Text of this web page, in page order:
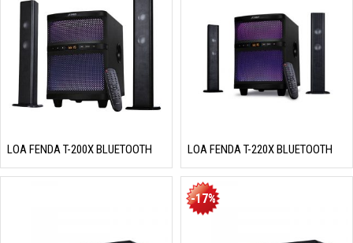
LOA FENDA T-200X BLUETOOTH LOA FENDA T-220X BLUETOOTH
-17%